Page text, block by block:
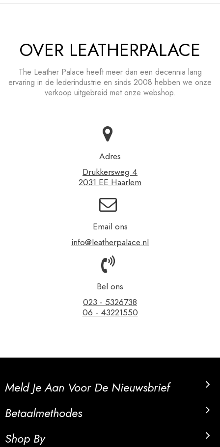
OVER LEATHERPALACE
The Leather Palace heeft meer dan een decennia lang
ervaring in de lederindustrie en sinds 2008 hebben we onze
verkoop uitgebreid met onze webshop.
Adres
Drukkersweg 4
2031 EE Haarlem
Email ons
info@leatherpalace.nl
Bel ons
023 - 5326738
06 - 43221550
Meld Je Aan Voor De Nieuwsbrief
Betaalmethodes
Shop By